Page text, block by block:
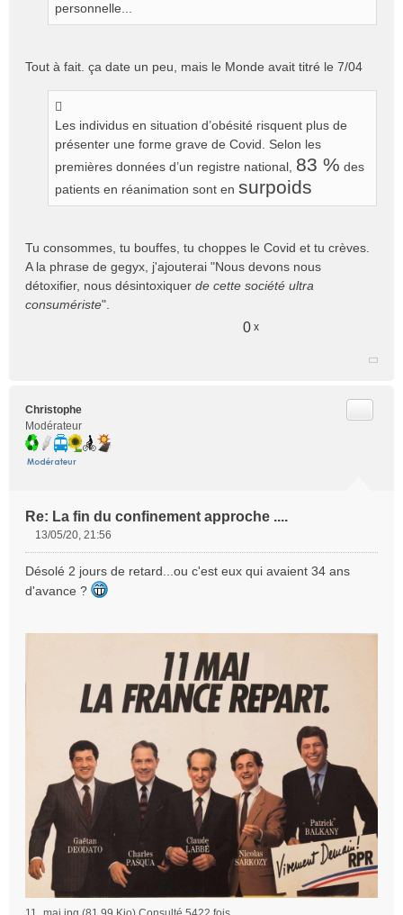
personnelle...
Tout à fait. ça date un peu, mais le Monde avait titré le 7/04
Les individus en situation d’obésité risquent plus de
présenter une forme grave de Covid. Selon les
premières données d’un registre national, 83 % des
patients en réanimation sont en surpoids
Tu consommes, tu bouffes, tu choppes le Covid et tu crèves.
A la phrase de gegyx, j'ajouterai "Nous devons nous
détoxifier, nous désintoxiquer de cette société ultra
consumériste".
0 x
Christophe
Modérateur
Re: La fin du confinement approche ....
s
s
13/05/20, 21:56
Désolé 2 jours de retard...ou c'est eux qui avaient 34 ans
d'avance ?